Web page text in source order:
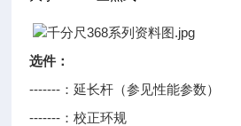
选件：
------- ：延长杆（参见性能参数）
------- ：校正环规